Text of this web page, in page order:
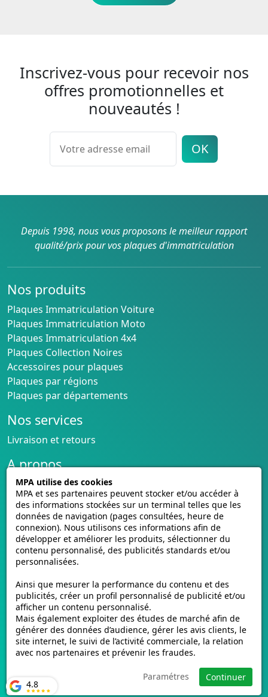
Inscrivez-vous pour recevoir nos
offres promotionnelles et
nouveautés !
OK
Depuis 1998, nous vous proposons le meilleur rapport
qualité/prix pour vos plaques d'immatriculation
Nos produits
Plaques Immatriculation Voiture
Plaques Immatriculation Moto
Plaques Immatriculation 4x4
Plaques Collection Noires
Accessoires pour plaques
Plaques par régions
Plaques par départements
Nos services
Livraison et retours
A propos
Conditions générales de vente
CGU cagnotte
Politique de cookies
Homologation des plaques
Vidéos de pose
Contactez-nous
Avis clients
E-mmat.fr
www.e-mmat.fr
440 Rue de la Pièce Léger
21160 Marsannay-la-Côte, FRANCE
4.8
MPA utilise des cookies
MPA et ses partenaires peuvent stocker et/ou accéder à
des informations stockées sur un terminal telles que les
données de navigation (pages consultées, heure de
connexion). Nous utilisons ces informations afin de
développer et améliorer les produits, sélectionner du
contenu personnalisé, des publicités standards et/ou
personnalisées.
Ainsi que mesurer la performance du contenu et des
publicités, créer un profil personnalisé de publicité et/ou
afficher un contenu personnalisé.
Mais également exploiter des études de marché afin de
générer des données d’audience, gérer les avis clients, le
site internet, le suivi de l’activité commerciale, la relation
avec nos partenaires et prévenir les fraudes.
Continuer
Paramétres